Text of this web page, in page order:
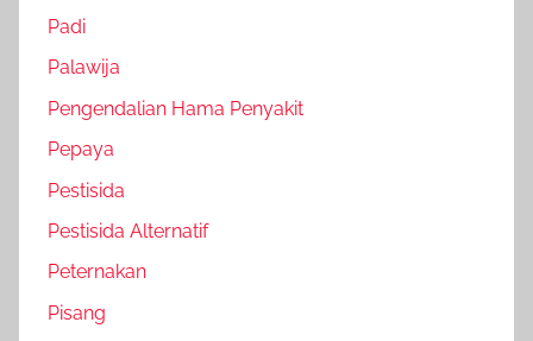
Padi
Palawija
Pengendalian Hama Penyakit
Pepaya
Pestisida
Pestisida Alternatif
Peternakan
Pisang